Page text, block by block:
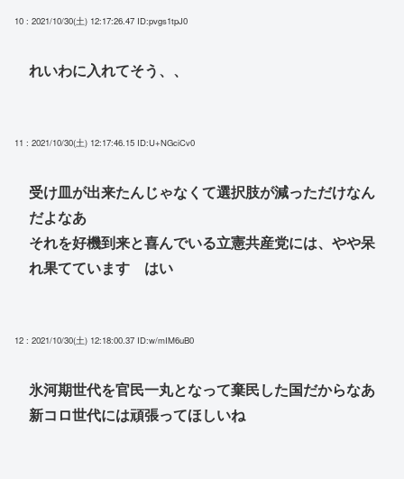
10 : 2021/10/30(土) 12:17:26.47 ID:pvgs1tpJ0
れいわに入れてそう、、
11 : 2021/10/30(土) 12:17:46.15 ID:U+NGciCv0
受け皿が出来たんじゃなくて選択肢が減っただけなん
だよなあ
それを好機到来と喜んでいる立憲共産党には、やや呆
れ果てています はい
12 : 2021/10/30(土) 12:18:00.37 ID:w/mIM6uB0
氷河期世代を官民一丸となって棄民した国だからなあ
新コロ世代には頑張ってほしいね